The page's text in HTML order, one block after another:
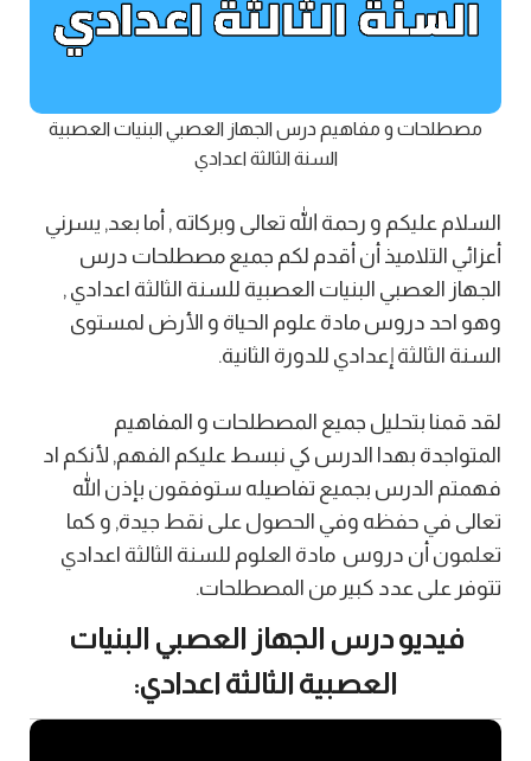
مصطلحات و مفاهيم درس الجهاز العصبي البنيات العصبية
السنة الثالثة اعدادي
السلام عليكم و رحمة الله تعالى وبركاته , أما بعد, يسرني
أعزائي التلاميذ أن أقدم لكم جميع مصطلحات درس
الجهاز العصبي البنيات العصبية للسنة الثالثة اعدادي ,
وهو احد دروس مادة علوم الحياة و الأرض لمستوى
السنة الثالثة إعدادي للدورة الثانية.
لقد قمنا بتحليل جميع المصطلحات و المفاهيم
المتواجدة بهدا الدرس كي نبسط عليكم الفهم, لأنكم اد
فهمتم الدرس بجميع تفاصيله ستوفقون بإذن الله
تعالى في حفظه وفي الحصول على نقط جيدة, و كما
تعلمون أن دروس مادة العلوم للسنة الثالثة اعدادي
تتوفر على عدد كبير من المصطلحات.
فيديو درس الجهاز العصبي البنيات
العصبية الثالثة اعدادي: